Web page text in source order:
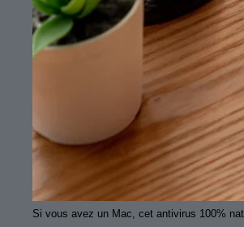
Si vous avez un Mac, cet antivirus 100%